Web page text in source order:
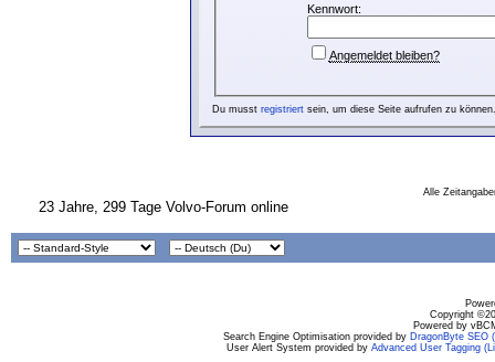
Kennwort:
Angemeldet bleiben?
Du musst registriertsein, um diese Seite aufrufen zu können.
Alle
23 Jahre, 299 Tage Volvo-Forum online
Copyright
Powered by
Search Engine Optimisation provided by DragonByte SEO
User Alert System provided by Advanced User Tagging